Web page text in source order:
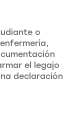
o
el legajo
declaración